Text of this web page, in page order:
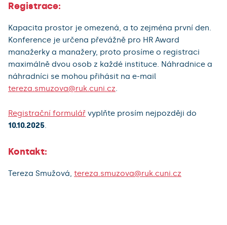
Registrace:
Kapacita prostor je omezená, a to zejména první den.
Konference je určena převážně pro HR Award
manažerky a manažery, proto prosíme o registraci
maximálně dvou osob z každé instituce. Náhradnice a
náhradníci se mohou přihásit na e-mail
tereza.smuzova@ruk.cuni.cz.
Registrační formulář vyplňte prosím nejpozději do
10.10.2025.
Kontakt:
Tereza Smužová, tereza.smuzova@ruk.cuni.cz